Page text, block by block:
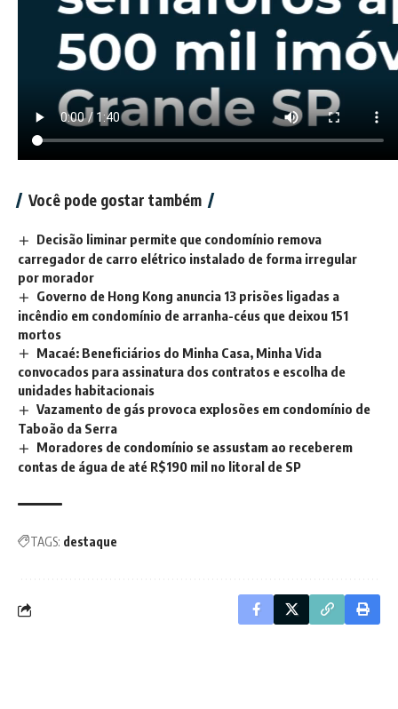
Você pode gostar também
Decisão liminar permite que condomínio remova
carregador de carro elétrico instalado de forma irregular
por morador
Governo de Hong Kong anuncia 13 prisões ligadas a
incêndio em condomínio de arranha-céus que deixou 151
mortos
Macaé: Beneficiários do Minha Casa, Minha Vida
convocados para assinatura dos contratos e escolha de
unidades habitacionais
Vazamento de gás provoca explosões em condomínio de
Taboão da Serra
Moradores de condomínio se assustam ao receberem
contas de água de até R$190 mil no litoral de SP
TAGS: destaque